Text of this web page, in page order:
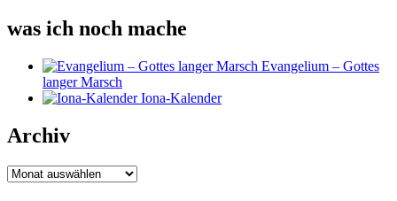
was ich noch mache
Evangelium – Gottes
langer Marsch
Iona-Kalender
Archiv
Archiv